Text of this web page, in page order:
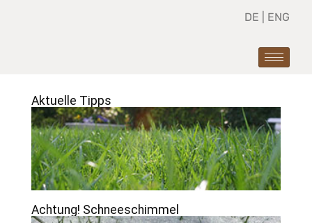
DE ENG
Aktuelle Tipps
Achtung! Schneeschimmel